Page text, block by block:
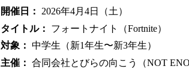
開催日：
2026年4月4日（土）
タイトル：
フォートナイト（Fortnite）
対象： 中学生（新1年生〜新3年生）
主催： 合同会社とびらの向こう（NOT